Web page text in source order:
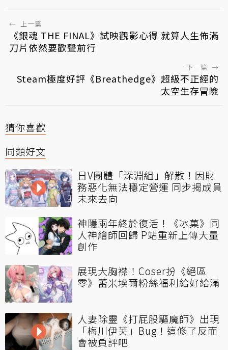
← 上一篇
《銀魂 THE FINAL》試映觀影心得 就算人生佈滿
刀片依然要歡聲前行
下一篇 →
Steam極度好評《Breathedge》超級不正經的
太空生存冒險
猜你喜歡
同類好文
日V團體「深淵組」解散！因財
務惡化無法穩定營運 同步揭成員
未來去向
神隱兩年終於復活！《冰菓》同
人神繪師回歸 P站重新上傳大量
創作
展現大胸襟！Coser扮《絕區
零》蕾米埃爾粉絲福利給好給滿
人妻除靈《打屁股驅魔師》出現
「梅川伊芙」Bug！這修了反而
會被負評吧